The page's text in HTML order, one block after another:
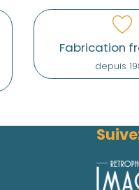
Fabrication
depuis